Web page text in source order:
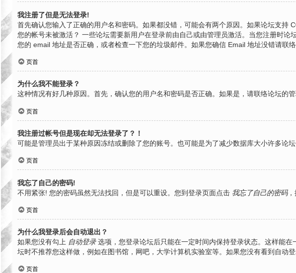
我注册了但是无法登录!
首先确认您输入了正确的用户名和密码。如果都没错，可能会有两个原因。如果论坛支持
您的帐号未被激活？ 一些论坛需要新用户在登录前由自己或由管理员激活。当您注册时
您的 email 地址是否正确，或者检查一下您的垃圾邮件。如果您确信 Email 地址没错请联络
页首
为什么我不能登录？
这种情况有好几种原因。首先，确认您的用户名和密码是否正确。如果是，请联络论坛的
页首
我注册过帐号但是现在却无法登录了？！
可能是管理员出于某种原因冻结或删除了您的账号。也可能是为了减少数据库大小许多论
页首
我忘了自己的密码!
不用紧张! 您的密码虽然无法找回，但是可以重设。您到登录页面点击 我忘了自己的密码，
页首
为什么我登录后会自动退出？
如果您没有勾上 自动登录选项，您登录论坛后只能在一定时间内保持登录状态。这样能
坛时不推荐您这样做，例如在图书馆，网吧，大学计算机实验室等。如果您没有看到自动
页首